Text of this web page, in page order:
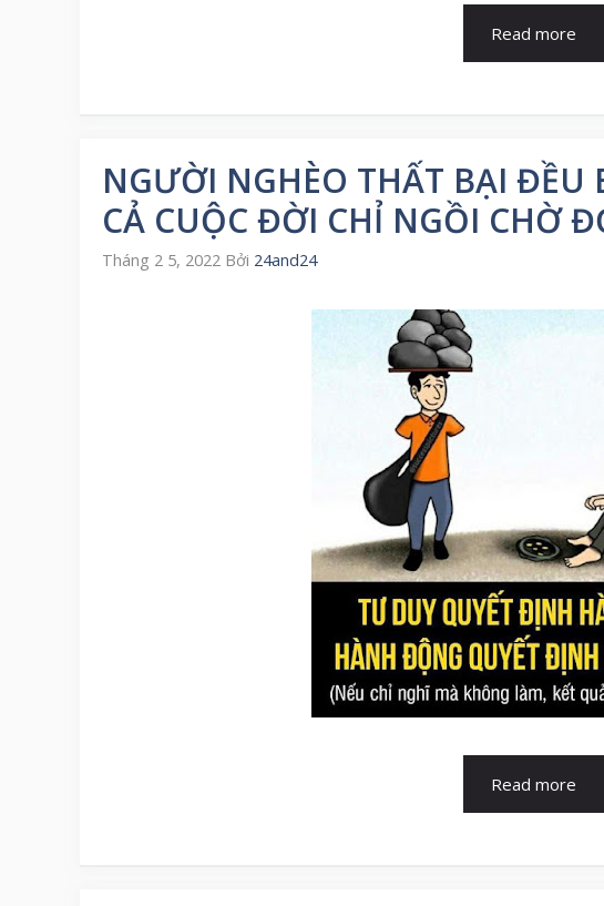
Read more
NGƯỜI NGHÈO THẤT BẠI ĐỀU
CẢ CUỘC ĐỜI CHỈ NGỒI CHỜ
Tháng 2 5, 2022 Bởi 24and24
Read more